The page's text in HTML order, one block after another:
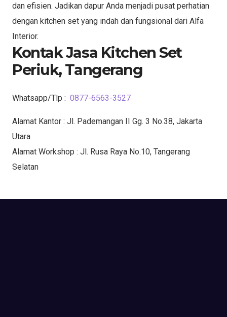
dan efisien. Jadikan dapur Anda menjadi pusat perhatian
dengan kitchen set yang indah dan fungsional dari Alfa
Interior.
Kontak Jasa Kitchen Set
Periuk, Tangerang
Whatsapp/Tlp : 0877-6563-3527
Alamat Kantor : Jl. Pademangan II Gg. 3 No.38, Jakarta
Utara
Alamat Workshop : Jl. Rusa Raya No.10, Tangerang
Selatan